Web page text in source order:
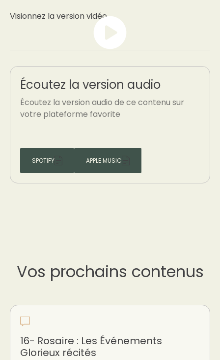
Visionnez la version vidéo
Écoutez la version audio
Écoutez la version audio de ce contenu sur
votre plateforme favorite
SPOTIFY APPLE MUSIC
Vos prochains contenus
16- Rosaire : Les Événements
Glorieux récités